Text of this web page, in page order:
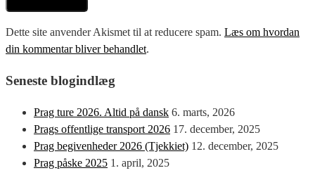
Dette site anvender Akismet til at reducere spam. Læs om hvordan
din kommentar bliver behandlet.
Seneste blogindlæg
Prag ture 2026. Altid på dansk 6. marts, 2026
Prags offentlige transport 2026 17. december, 2025
Prag begivenheder 2026 (Tjekkiet) 12. december, 2025
Prag påske 2025 1. april, 2025